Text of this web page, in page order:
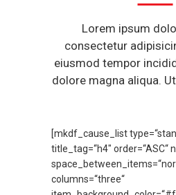
Lorem ipsum
consectetur
eiusmod tempor
dolore magna aliqua.
[mkdf_cause_list
title_tag=“h4″ order=“ASC“
columns=“three“